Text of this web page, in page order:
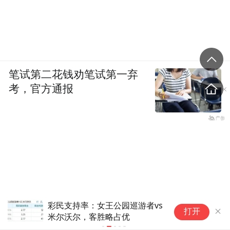
支持率：女王公园巡游者vs
沃尔，客胜略占优
芯片短缺之际，苹
机型换新折抵价
打开
笔试第二花钱劝笔试第一弃
考，官方通报